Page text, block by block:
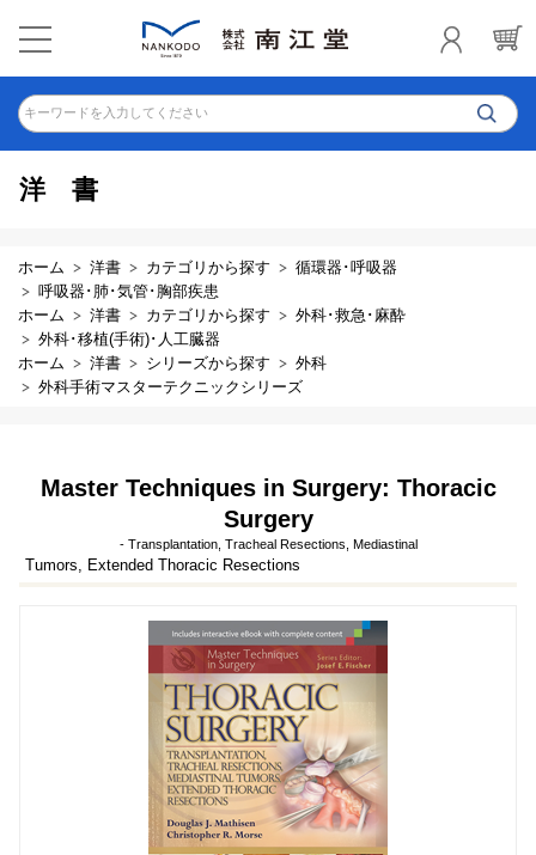
キーワードを入力してください
洋書
ホーム 洋書 カテゴリから探す
循環器･呼吸器
呼吸器･肺･気管･胸部疾患
ホーム
洋書 カテゴリから探す
外科･救急･麻酔
外科･移植(手術)･人工臓器
ホーム
洋書 シリーズから探す
外科
外科手術マスターテクニックシリーズ
Master Techniques in Surgery: Thoracic
Surgery
- Transplantation, Tracheal Resections, Mediastinal
Tumors, Extended Thoracic Resections